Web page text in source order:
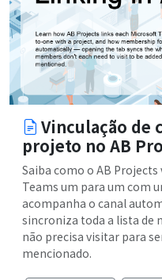
Vinculação de
projeto no AB
Saiba como o AB
Teams um para um com
acompanha o canal
sincroniza toda a lista de
não precisa visitar para
mencionado.